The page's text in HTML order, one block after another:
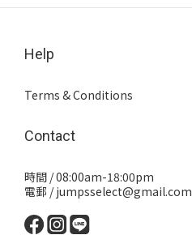
Help
Terms & Conditions
Contact
時間 / 08:00am-18:00pm
電郵 / jumpsselect@gmail.com